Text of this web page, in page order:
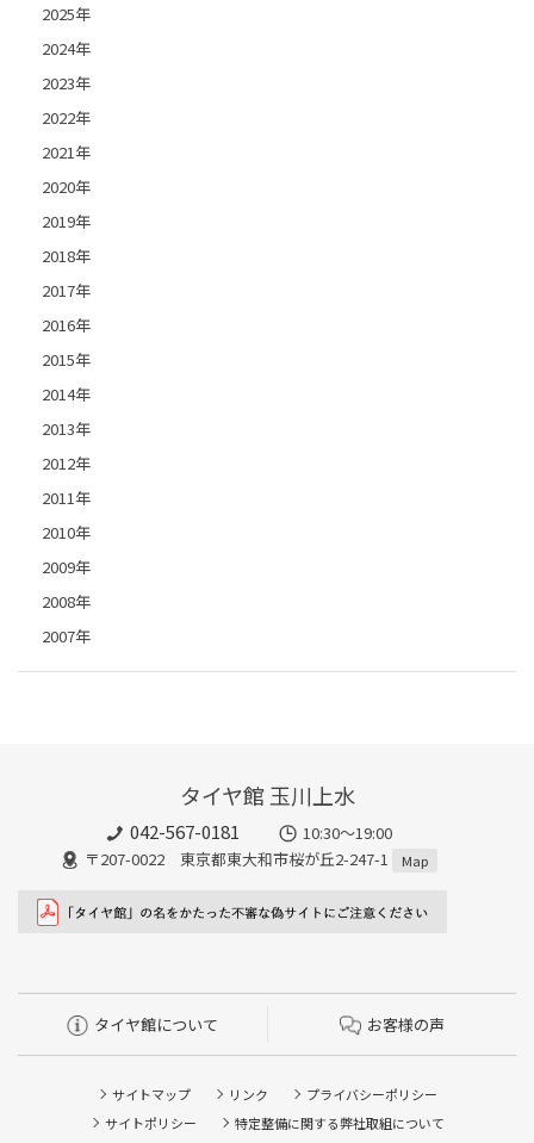
2025年
2024年
2023年
2022年
2021年
2020年
2019年
2018年
2017年
2016年
2015年
2014年
2013年
2012年
2011年
2010年
2009年
2008年
2007年
タイヤ館 玉川上水
042-567-0181
10:30～19:00
〒207-0022 東京都東大和市桜が丘2-247-1
Map
タイヤ館について お客様の声
サイトマップ リンク
プライバシーポリシー
サイトポリシー
特定整備に関する弊社取組について